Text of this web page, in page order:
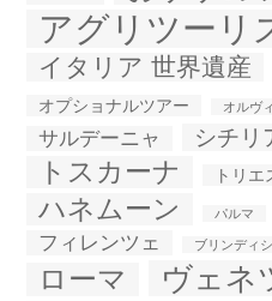
アグリツーリ
イタリア 世界遺産
オプショナルツアー オルヴ
サルデーニャ シチリ
トスカーナ トリエ
ハネムーン パルマ
フィレンツェ ブリンディシ
ローマ ヴェネ